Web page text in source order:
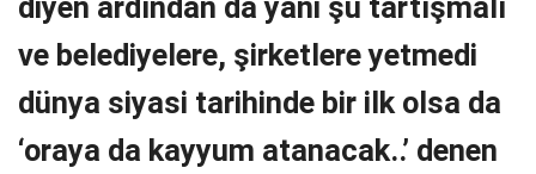
diyen ardından da yani şu tartışmalı
ve belediyelere, şirketlere yetmedi
dünya siyasi tarihinde bir ilk olsa da
‘oraya da kayyum atanacak..’ denen